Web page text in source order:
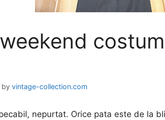
by vintage-collection.com
nepurtat. Orice pata este de la